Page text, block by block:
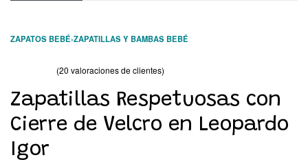
ZAPATOS BEBÉ›ZAPATILLAS Y BAMBAS BEBÉ
(20 valoraciones de clientes)
Zapatillas Respetuosas con
Cierre de Velcro en Leopardo
Igor